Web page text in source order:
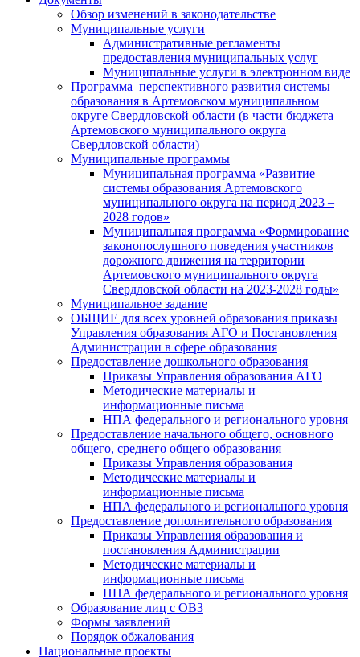
Обзор изменений в законодательстве
Муниципальные услуги
Административные регламенты
предоставления муниципальных услуг
Муниципальные услуги в электронном виде
Программа перспективного развития системы
образования в Артемовском муниципальном
округе Свердловской области (в части бюджета
Артемовского муниципального округа
Свердловской области)
Муниципальные программы
Муниципальная программа «Развитие
системы образования Артемовского
муниципального округа на период 2023 –
2028 годов»
Муниципальная программа «Формирование
законопослушного поведения участников
дорожного движения на территории
Артемовского муниципального округа
Свердловской области на 2023-2028 годы»
Муниципальное задание
ОБЩИЕ для всех уровней образования приказы
Управления образования АГО и Постановления
Администрации в сфере образования
Предоставление дошкольного образования
Приказы Управления образования АГО
Методические материалы и
информационные письма
НПА федерального и регионального уровня
Предоставление начального общего, основного
общего, среднего общего образования
Приказы Управления образования
Методические материалы и
информационные письма
НПА федерального и регионального уровня
Предоставление дополнительного образования
Приказы Управления образования и
постановления Администрации
Методические материалы и
информационные письма
НПА федерального и регионального уровня
Образование лиц с ОВЗ
Формы заявлений
Порядок обжалования
Национальные проекты